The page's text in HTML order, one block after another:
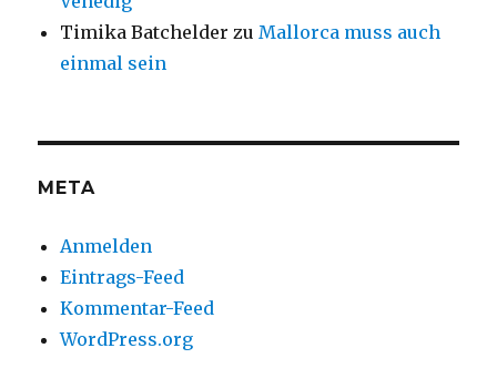
Timika Batchelder zu Mallorca muss auch
einmal sein
META
Anmelden
Eintrags-Feed
Kommentar-Feed
WordPress.org